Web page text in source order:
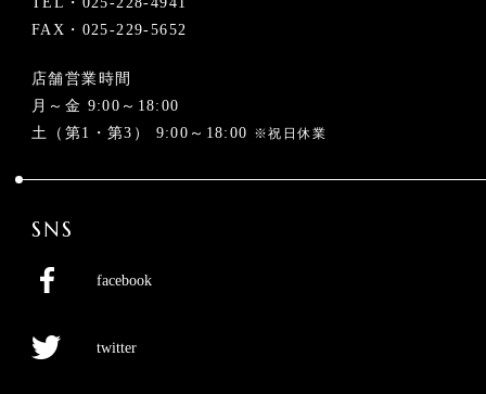
FAX・025-229-5652
店舗営業時間
月～金 9:00～18:00
土（第1・第3） 9:00～18:00 ※祝日休業
SNS
facebook
twitter